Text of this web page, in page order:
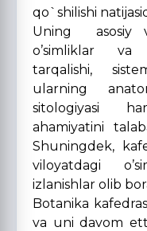
qo`shilishi
Uning asosiy
o’simliklar va
tarqalishi,
ularning
sitologiyasi
ahamiyatini
Shuningdek,
viloyatdagi
izlanishlar olib
Botanika
va uni davom